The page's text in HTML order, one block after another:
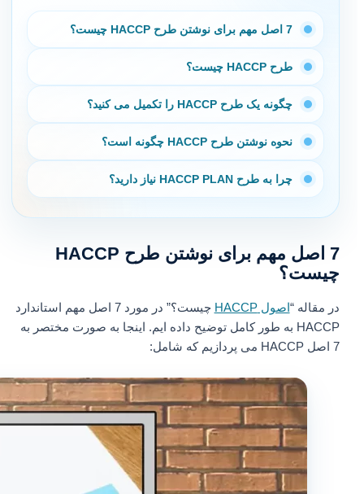
7 اصل مهم برای نوشتن طرح HACCP چیست؟
طرح HACCP چیست؟
چگونه یک طرح HACCP را تکمیل می کنید؟
نحوه نوشتن طرح HACCP چگونه است؟
چرا به طرح HACCP PLAN نیاز دارید؟
7 اصل مهم برای نوشتن طرح HACCP
چیست؟
در مقاله “ اصول HACCP
چیست؟” در مورد 7 اصل مهم استاندارد
HACCP به طور کامل توضیح داده ایم. اینجا به صورت مختصر به
7 اصل HACCP می پردازیم که شامل: